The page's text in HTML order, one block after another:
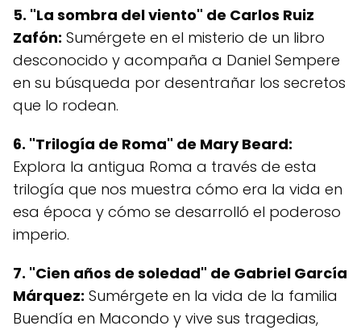
5. "La sombra del viento" de Carlos Ruiz
Zafón: Sumérgete en el misterio de un libro
desconocido y acompaña a Daniel Sempere
en su búsqueda por desentrañar los secretos
que lo rodean.
6. "Trilogía de Roma" de Mary Beard:
Explora la antigua Roma a través de esta
trilogía que nos muestra cómo era la vida en
esa época y cómo se desarrolló el poderoso
imperio.
7. "Cien años de soledad" de Gabriel García
Márquez: Sumérgete en la vida de la familia
Buendía en Macondo y vive sus tragedias,